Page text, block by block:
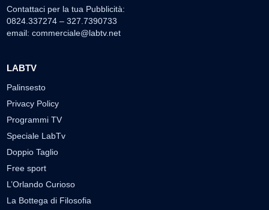
Contattaci per la tua Pubblicità:
0824.337274 – 327.7390733
email: commerciale@labtv.net
LABTV
Palinsesto
Privacy Policy
Programmi TV
Speciale LabTv
Doppio Taglio
Free sport
L’Orlando Curioso
La Bottega di Filosofia